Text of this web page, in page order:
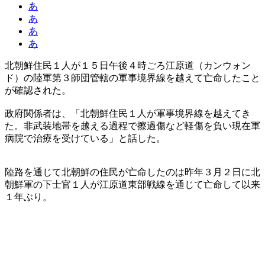
あ
あ
あ
あ
北朝鮮住民１人が１５日午後４時ごろ江原道（カンウォン
ド）の陸軍第３師団管轄の軍事境界線を越えて亡命したこと
が確認された。
政府関係者は、「北朝鮮住民１人が軍事境界線を越えてき
た。非武装地帯を越える過程で擦過傷など軽傷を負い現在軍
病院で治療を受けている」と話した。
陸路を通じて北朝鮮の住民が亡命したのは昨年３月２日に北
朝鮮軍の下士官１人が江原道東部戦線を通じて亡命して以来
１年ぶり。